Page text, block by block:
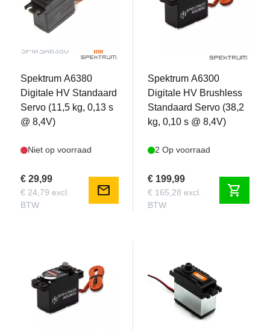
SPMSA6380
Spektrum A6380
Digitale HV Standaard
Servo (11,5 kg, 0,13 s
@ 8,4V)
Niet op voorraad
€ 29,99
€ 24,79 excl.
BTW
mail
Spektrum A6300
Digitale HV Brushless
Standaard Servo (38,2
kg, 0,10 s @ 8,4V)
2 Op voorraad
€ 199,99
€ 165,28 excl.
BTW
shopping_cart